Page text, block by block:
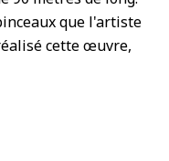
que l'artiste
cette œuvre,